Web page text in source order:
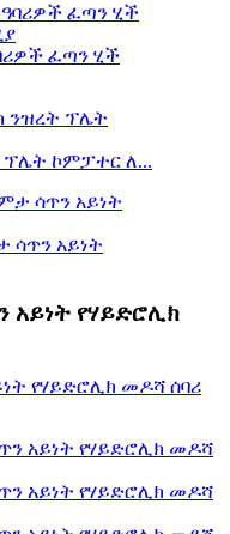
ፈጣን ሂች
ፕሌት ኮምፓተር ለ...
ሳጥን አይነት
አይነት የሃይድሮሊክ